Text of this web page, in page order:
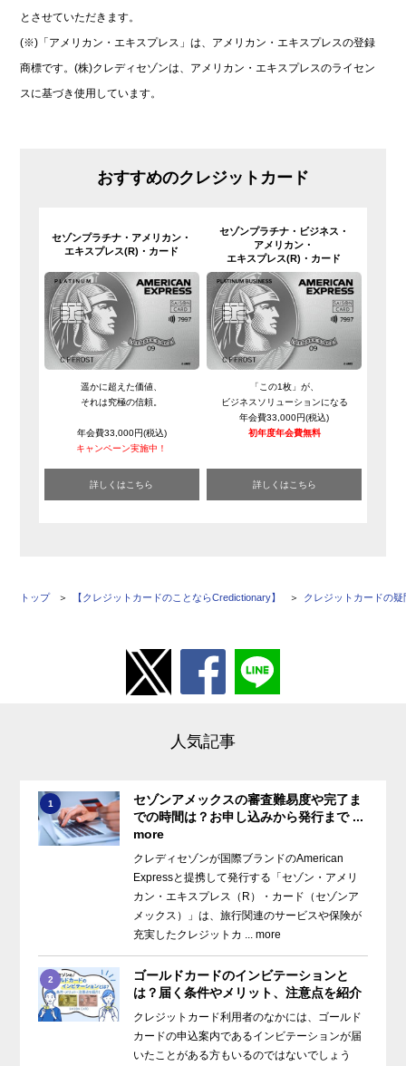
とさせていただきます。
(※)「アメリカン・エキスプレス」は、アメリカン・エキスプレスの登録
商標です。(株)クレディセゾンは、アメリカン・エキスプレスのライセン
スに基づき使用しています。
おすすめのクレジットカード
セゾンプラチナ・ アメリカン・
エキスプレス(R)・ カード
遥かに超えた価値、
それは究極の信頼。
年会費33,000円(税込)
キャンペーン実施中！
詳しくはこちら
セゾンプラチナ・ ビジネス・
アメリカン・
エキスプレス(R)・ カード
「この1枚」が、
ビジネスソリューションになる
年会費33,000円(税込)
初年度年会費無料
詳しくはこちら
トップ 【クレジットカードのことならCredictionary】 クレジットカードの疑
人気記事
1
セゾンアメックスの審査難易度や完了ま
での時間は？お申し込みから発行まで ...
more
クレディセゾンが国際ブランドのAmerican
Expressと提携して発行する「セゾン・アメリ
カン・エキスプレス（R）・カード（セゾンア
メックス）」は、旅行関連のサービスや保険が
充実したクレジットカ ... more
2
ゴールドカードのインビテーションと
は？届く条件やメリット、注意点を紹介
クレジットカード利用者のなかには、ゴールド
カードの申込案内であるインビテーションが届
いたことがある方もいるのではないでしょう